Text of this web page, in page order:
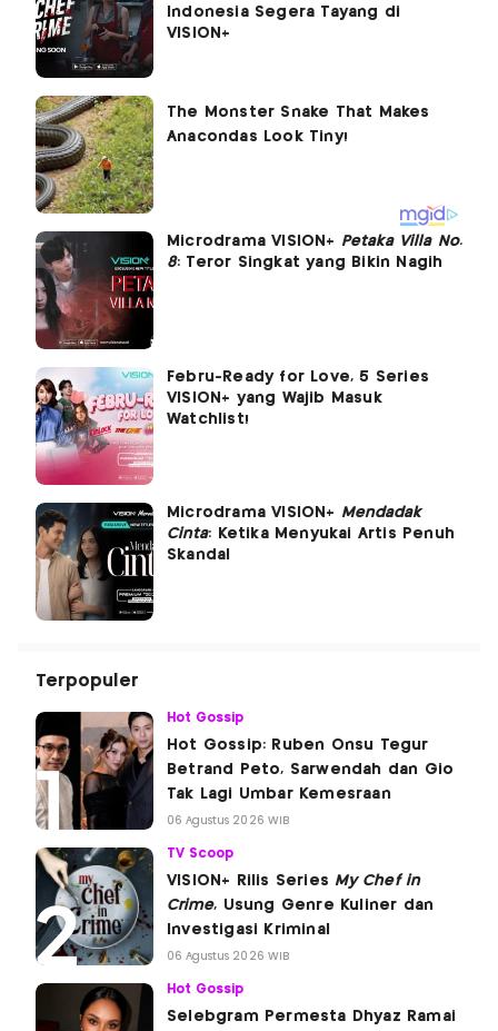
Indonesia Segera Tayang di
VISION+
Microdrama VISION+ Petaka Villa No.
8: Teror Singkat yang Bikin Nagih
Febru-Ready for Love, 5 Series
VISION+ yang Wajib Masuk
Watchlist!
Microdrama VISION+ Mendadak
Cinta: Ketika Menyukai Artis Penuh
Skandal
Terpopuler
Hot Gossip
Hot Gossip: Ruben Onsu Tegur
Betrand Peto, Sarwendah dan Gio
Tak Lagi Umbar Kemesraan
06 Agustus 2026 WIB
TV Scoop
VISION+ Rilis Series My Chef in
Crime, Usung Genre Kuliner dan
Investigasi Kriminal
06 Agustus 2026 WIB
Hot Gossip
Selebgram Permesta Dhyaz Ramai